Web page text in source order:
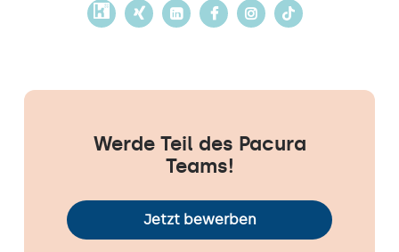
Werde Teil des Pacura
Teams!
Jetzt bewerben